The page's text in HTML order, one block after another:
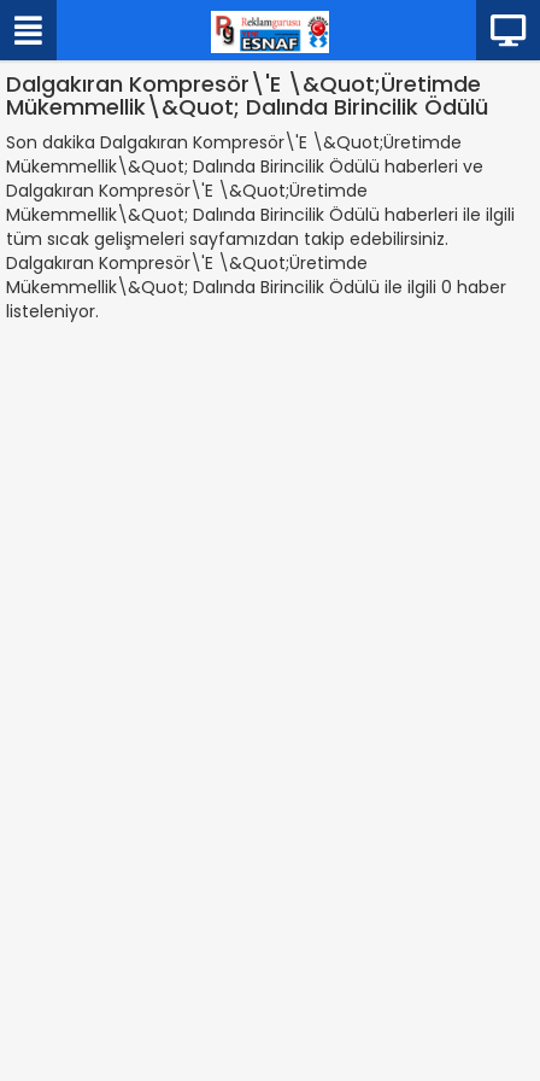
Dalgakıran Kompresör\'E \&Quot;Üretimde
Mükemmellik\&Quot; Dalında Birincilik Ödülü
Son dakika Dalgakıran Kompresör\'E \&Quot;Üretimde
Mükemmellik\&Quot; Dalında Birincilik Ödülü haberleri ve
Dalgakıran Kompresör\'E \&Quot;Üretimde
Mükemmellik\&Quot; Dalında Birincilik Ödülü haberleri ile ilgili
tüm sıcak gelişmeleri sayfamızdan takip edebilirsiniz.
Dalgakıran Kompresör\'E \&Quot;Üretimde
Mükemmellik\&Quot; Dalında Birincilik Ödülü ile ilgili 0 haber
listeleniyor.